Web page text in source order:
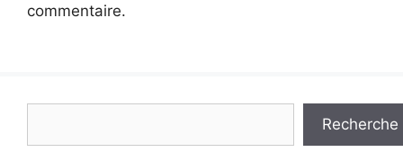
commentaire.
Recherche